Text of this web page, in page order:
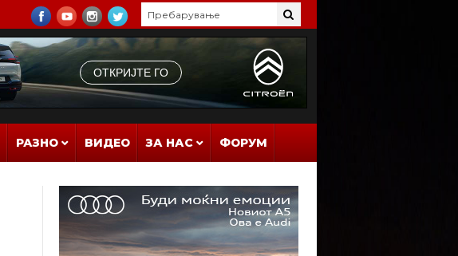
РАЗНО ВИДЕО ЗА НАС ФОРУМ